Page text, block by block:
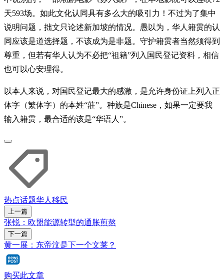
天593场。如此文化认同具有多么大的吸引力！不过为了集中
说明问题，拙文只论述新加坡的情况。愚以为，华人籍贯的认
同应该是道选择题，不该成为是非题。守护籍贯者当然须得到
尊重，但若有华人认为不必把“祖籍”列入国民登记资料，相信
也可以心安理得。
以本人来说，对国民登记最大的感激，是允许身份证上列入正
体字（繁体字）的本姓“莊”。种族是Chinese，如果一定要我
输入籍贯，最合适的该是“华语人”。
热点话题华人 移民
上一篇
张锐：欧盟能源转型的通胀煎熬
下一篇
黄一展：东帝汶是下一个文莱？
购买此文章